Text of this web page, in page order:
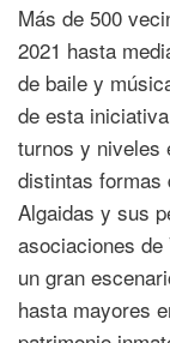
Más de 500
2021 hasta
de baile y
de esta
turnos y niveles
distintas formas
Algaidas y sus
asociaciones
un gran
hasta mayores